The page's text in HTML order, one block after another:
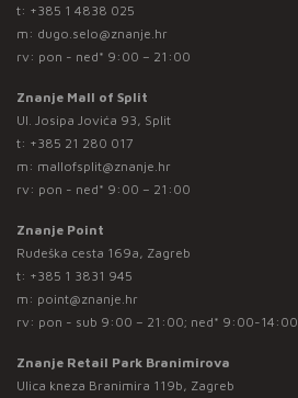
t: +385 1 4838 025
m: dugo.selo@znanje.hr
rv: pon - ned* 9:00 – 21:00
Znanje Mall of Split
Ul. Josipa Jovića 93, Split
t: +385 21 280 017
m: mallofsplit@znanje.hr
rv: pon - ned* 9:00 – 21:00
Znanje Point
Rudeška cesta 169a, Zagreb
t: +385 1 3831 945
m: point@znanje.hr
rv: pon - sub 9:00 – 21:00; ned* 9:00-14:00
Znanje Retail Park Branimirova
Ulica kneza Branimira 119b, Zagreb